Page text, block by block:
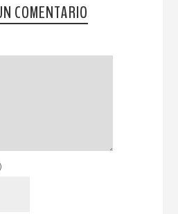
COMENTARIO